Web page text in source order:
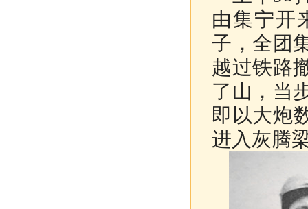
由集宁开
子，全团
越过铁路
了山，当
即以大炮
进入灰腾